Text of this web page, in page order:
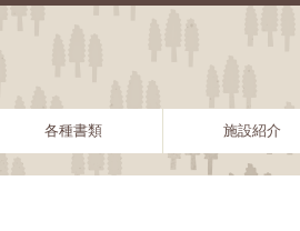
各種書類 施設紹介